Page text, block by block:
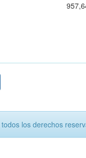
los derechos